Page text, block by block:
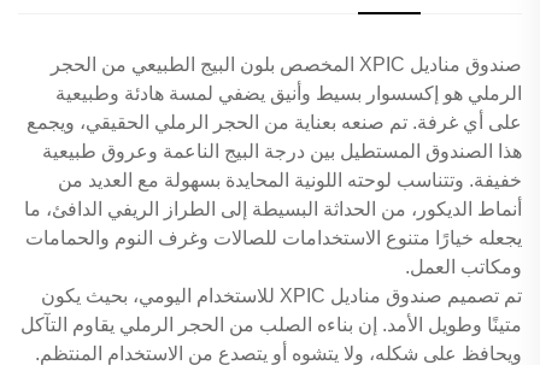
صندوق مناديل XPIC المخصص بلون البيج الطبيعي من الحجر
الرملي هو إكسسوار بسيط وأنيق يضفي لمسة هادئة وطبيعية
على أي غرفة. تم صنعه بعناية من الحجر الرملي الحقيقي، ويجمع
هذا الصندوق المستطيل بين درجة البيج الناعمة وعروق طبيعية
خفيفة. وتتناسب لوحته اللونية المحايدة بسهولة مع العديد من
أنماط الديكور، من الحداثة البسيطة إلى الطراز الريفي الدافئ، ما
يجعله خيارًا متنوع الاستخدامات للصالات وغرف النوم والحمامات
ومكاتب العمل.
تم تصميم صندوق مناديل XPIC للاستخدام اليومي، بحيث يكون
متينًا وطويل الأمد. إن بناءه الصلب من الحجر الرملي يقاوم التآكل
ويحافظ على شكله، ولا يتشوه أو يتصدع من الاستخدام المنتظم.